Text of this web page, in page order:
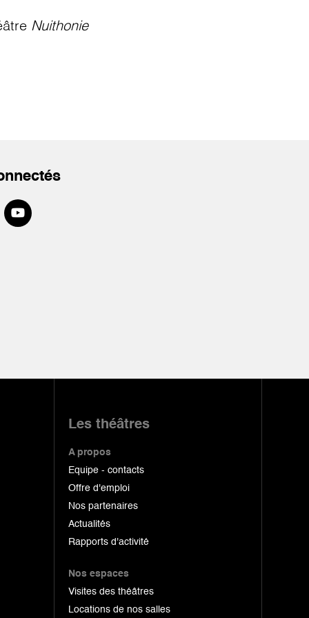
Nuithonie
Les théâtres
A propos
Equipe - contacts
Offre d'emploi
Nos partenaires
Actualités
Rapports d'activité
Nos espaces
Visites des théâtres
Locations de nos salles